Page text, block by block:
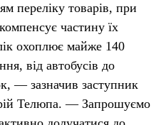
переліку товарів, при
частину їх
охоплює майже 140
від автобусів до
— зазначив заступник
Телюпа. — Запрошуємо